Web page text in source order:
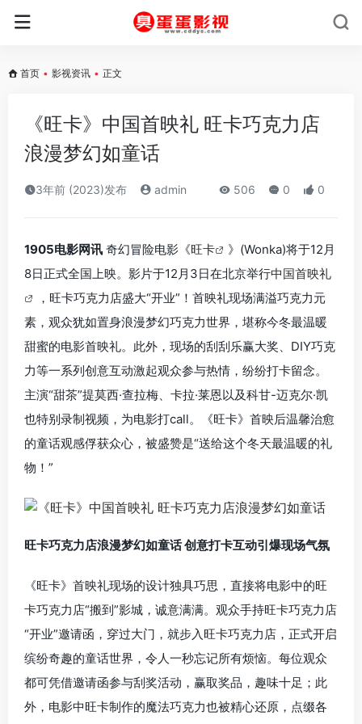
首页 • 影视资讯 • 正文
《旺卡》中国首映礼 旺卡巧克力店
浪漫梦幻如童话
3年前 (2023)发布 admin 506 0 0
1905电影网讯 奇幻冒险电影《旺卡
》(Wonka)将于12月
8日正式全国上映。影片于12月3日在北京举行中国首映礼
，旺卡巧克力店盛大“开业”！首映礼现场满溢巧克力元
素，观众犹如置身浪漫梦幻巧克力世界，堪称今冬最温暖
甜蜜的电影首映礼。此外，现场的刮刮乐赢大奖、DIY巧克
力等一系列创意互动激起观众参与热情，纷纷打卡留念。
主演“甜茶”提莫西·查拉梅、卡拉·莱恩以及科甘-迈克尔·凯
也特别录制视频，为电影打call。《旺卡》首映后温馨治愈
的童话观感俘获众心，被盛赞是“送给这个冬天最温暖的礼
物！”
旺卡巧克力店浪漫梦幻如童话 创意打卡互动引爆现场气氛
《旺卡》首映礼现场的设计独具巧思，直接将电影中的旺
卡巧克力店“搬到”影城，诚意满满。观众手持旺卡巧克力店
“开业”邀请函，穿过大门，就步入旺卡巧克力店，正式开启
缤纷奇趣的童话世界，令人一秒忘记所有烦恼。每位观众
都可凭借邀请函参与刮奖活动，赢取奖品，趣味十足；此
外，电影中旺卡制作的魔法巧克力也被精心还原，点缀各